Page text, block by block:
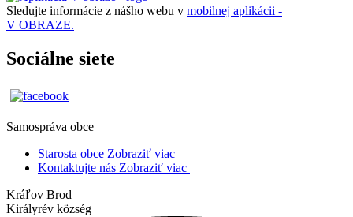
Sledujte informácie z nášho webu v mobilnej aplikácii -
V OBRAZE.
Sociálne siete
Samospráva obce
Starosta obce Zobraziť viac
Kontaktujte nás Zobraziť viac
Kráľov Brod
Királyrév község